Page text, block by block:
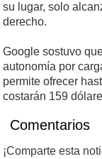
su lugar, solo
derecho.
Google sostuvo
autonomía por
permite ofrecer
costarán 159
Comentarios
¡Comparte esta